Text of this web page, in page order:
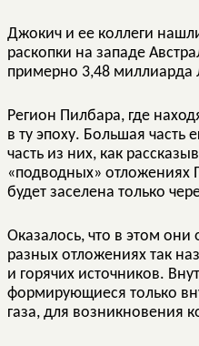
Джокич и ее коллеги
раскопки на западе
примерно 3,48 миллиарда
Регион Пилбара, где
в ту эпоху. Большая часть
часть из них, как
«подводных» отложениях
будет заселена только
Оказалось, что в этом
разных отложениях так
и горячих источников.
формирующиеся только
газа, для возникновения